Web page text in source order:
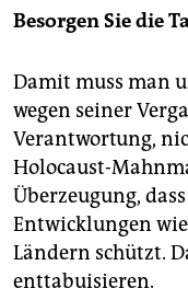
Besorgen Sie die
Damit muss man
wegen seiner
Verantwortung,
Holocaust-
Überzeugung,
Entwicklungen
Ländern schützt.
enttabuisieren.